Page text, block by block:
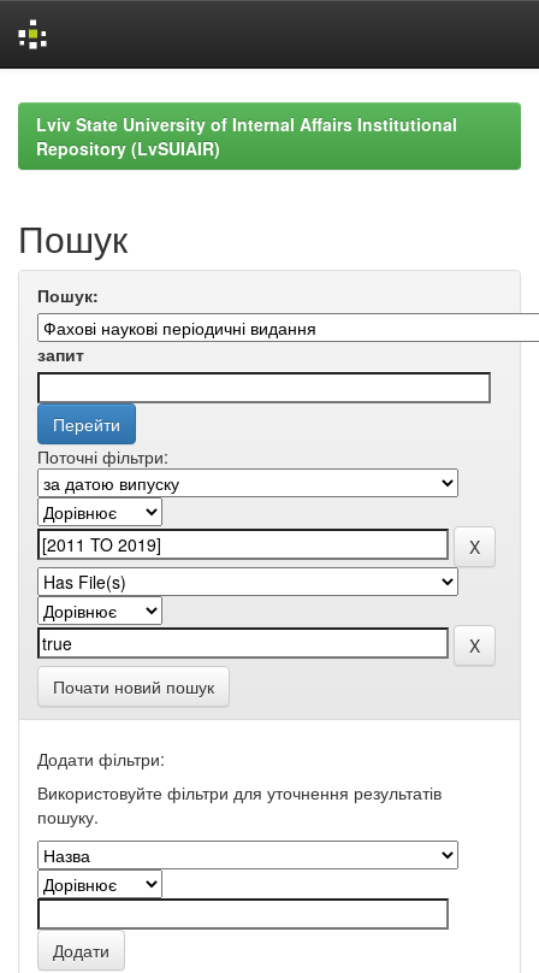
navigationLviv State University of Internal Affairs Institutional
Repository (LvSUIAIR)
Пошук
Пошук:
запит
Поточні фільтри:
Почати новий пошук
Додати фільтри:
Використовуйте фільтри для уточнення результатів
пошуку.